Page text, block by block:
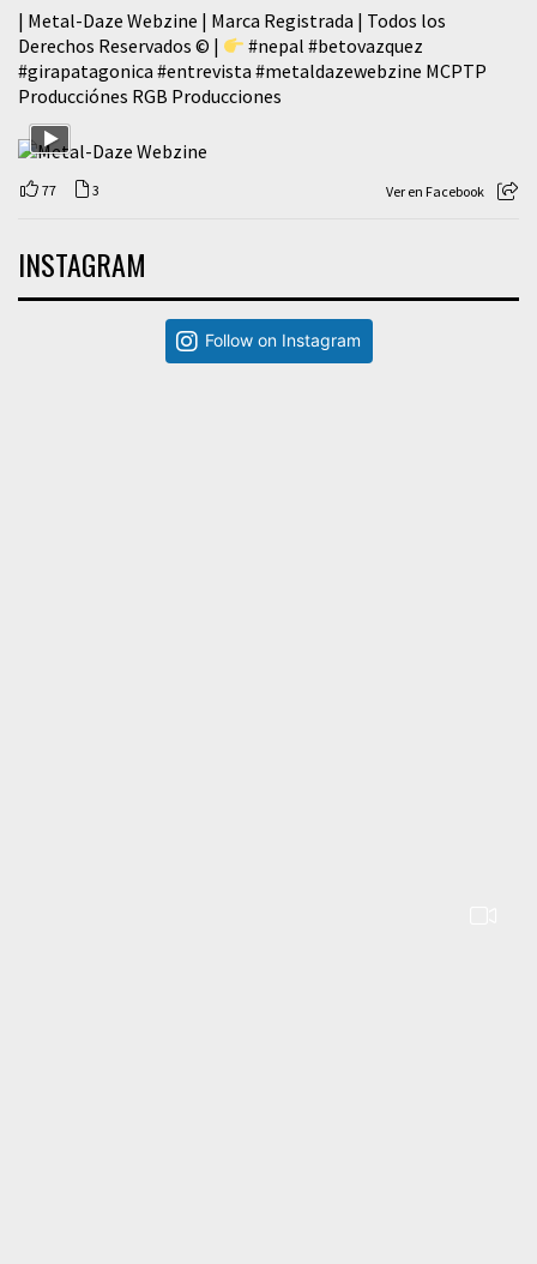
| Metal-Daze Webzine | Marca Registrada | Todos los
Derechos Reservados © |
#nepal #betovazquez
#girapatagonica #entrevista #metaldazewebzine MCPTP
Producciónes RGB Producciones
77 3 Ver en Facebook
INSTAGRAM
Follow on Instagram